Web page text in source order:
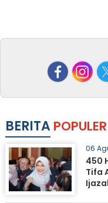
BERITA POPULER
06
450
Tifa